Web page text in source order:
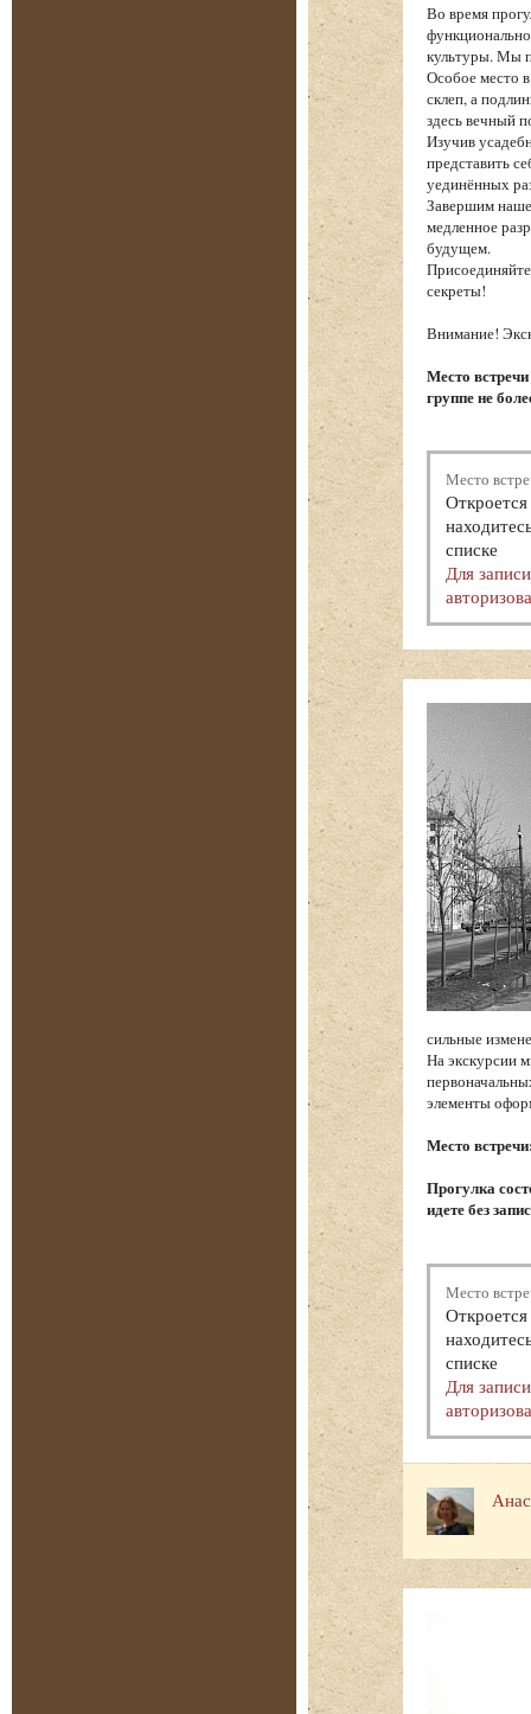
Во время
культуры. Мы
Особое место
склеп, а
здесь вечный
Изучив
представить
уединённых
Завершим
медленное
будущем.
секреты!
Внимание!
Место
группе не
Место
списке
Для
сильные
На экскурсии
элементы
Место
Прогулка
идете без
Место
списке
Для